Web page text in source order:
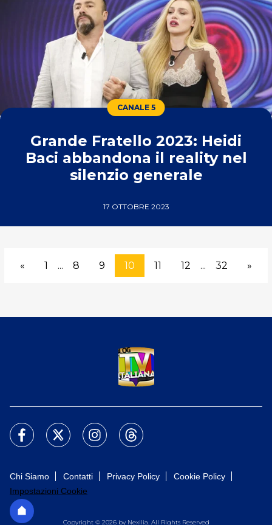
CANALE 5
Grande Fratello 2023: Heidi
Baci abbandona il reality nel
silenzio generale
17 OTTOBRE 2023
« 1 ... 8 9 10 11 12 ... 32 »
Chi Siamo Contatti Privacy Policy
Cookie Policy
Impostazioni Cookie
Copyright © 2026 by Nexilia. All Rights Reserved